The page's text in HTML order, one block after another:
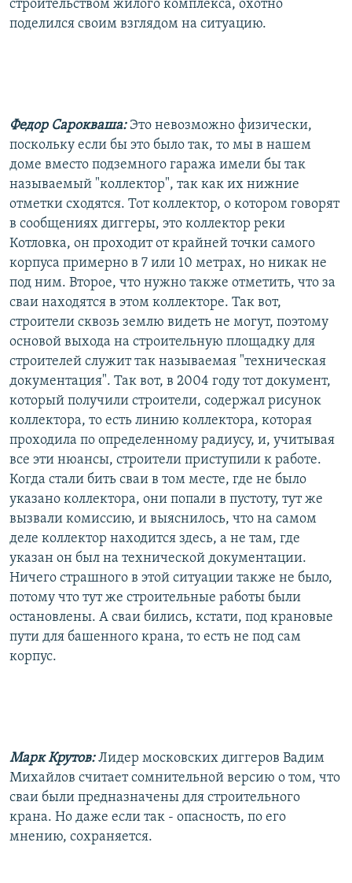
строительством жилого комплекса, охотно
поделился своим взглядом на ситуацию.
Федор Сарокваша: Это невозможно физически,
поскольку если бы это было так, то мы в нашем
доме вместо подземного гаража имели бы так
называемый "коллектор", так как их нижние
отметки сходятся. Тот коллектор, о котором говорят
в сообщениях диггеры, это коллектор реки
Котловка, он проходит от крайней точки самого
корпуса примерно в 7 или 10 метрах, но никак не
под ним. Второе, что нужно также отметить, что за
сваи находятся в этом коллекторе. Так вот,
строители сквозь землю видеть не могут, поэтому
основой выхода на строительную площадку для
строителей служит так называемая "техническая
документация". Так вот, в 2004 году тот документ,
который получили строители, содержал рисунок
коллектора, то есть линию коллектора, которая
проходила по определенному радиусу, и, учитывая
все эти нюансы, строители приступили к работе.
Когда стали бить сваи в том месте, где не было
указано коллектора, они попали в пустоту, тут же
вызвали комиссию, и выяснилось, что на самом
деле коллектор находится здесь, а не там, где
указан он был на технической документации.
Ничего страшного в этой ситуации также не было,
потому что тут же строительные работы были
остановлены. А сваи бились, кстати, под крановые
пути для башенного крана, то есть не под сам
корпус.
Марк Крутов:Лидер московских диггеров Вадим
Михайлов считает сомнительной версию о том, что
сваи были предназначены для строительного
крана. Но даже если так - опасность, по его
мнению, сохраняется.